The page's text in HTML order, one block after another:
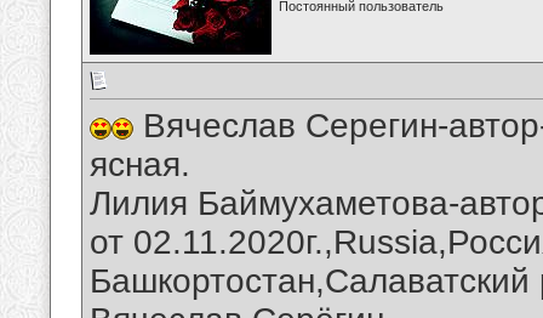
Постоянный пользователь
Вячеслав Серегин-
ясная.
Лилия Баймухаметова-
от